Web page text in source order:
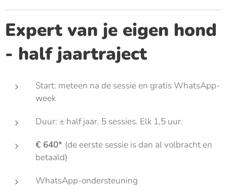
Expert van je eigen hond
- half jaartraject
Start: meteen na de sessie en gratis WhatsApp-
week
Duur: ± half jaar. 5 sessies. Elk 1,5 uur.
€ 640* (de eerste sessie is dan al volbracht en
betaald)
WhatsApp-ondersteuning